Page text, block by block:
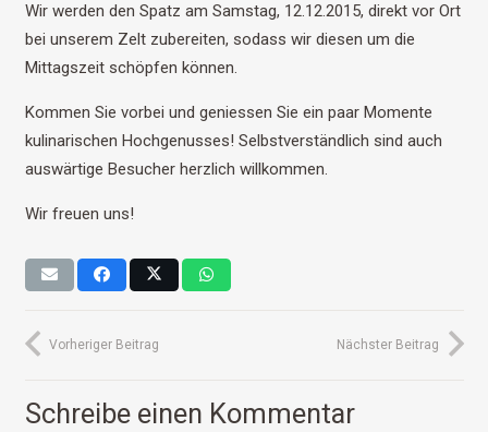
Wir werden den Spatz am Samstag, 12.12.2015, direkt vor Ort
bei unserem Zelt zubereiten, sodass wir diesen um die
Mittagszeit schöpfen können.
Kommen Sie vorbei und geniessen Sie ein paar Momente
kulinarischen Hochgenusses! Selbstverständlich sind auch
auswärtige Besucher herzlich willkommen.
Wir freuen uns!
Vorheriger Beitrag Nächster Beitrag
Schreibe einen Kommentar